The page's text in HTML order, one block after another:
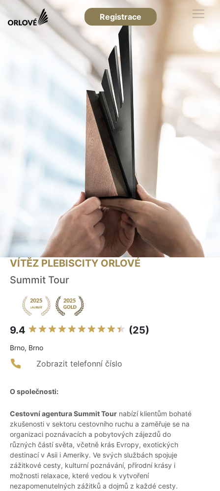
Registrace
VÍTĚZ PLEBISCITY ORLOVÉ
Summit Tour
9.4 (25)
Brno, Brno
Zobrazit telefonní číslo
O společnosti:
Cestovní agentura Summit Tour nabízí klientům bohaté
zkušenosti v sektoru cestovního ruchu a zaměřuje se na
organizaci poznávacích a pobytových zájezdů do
různých částí světa, včetně krás Evropy, exotických
destinací v Asii i Ameriky. Ve svých službách spojuje
zážitkové cesty, kulturní poznávání, přírodní krásy i
možnosti relaxace, které vedou k vytvoření
nezapomenutelných zážitků a dojmů z každé cesty.